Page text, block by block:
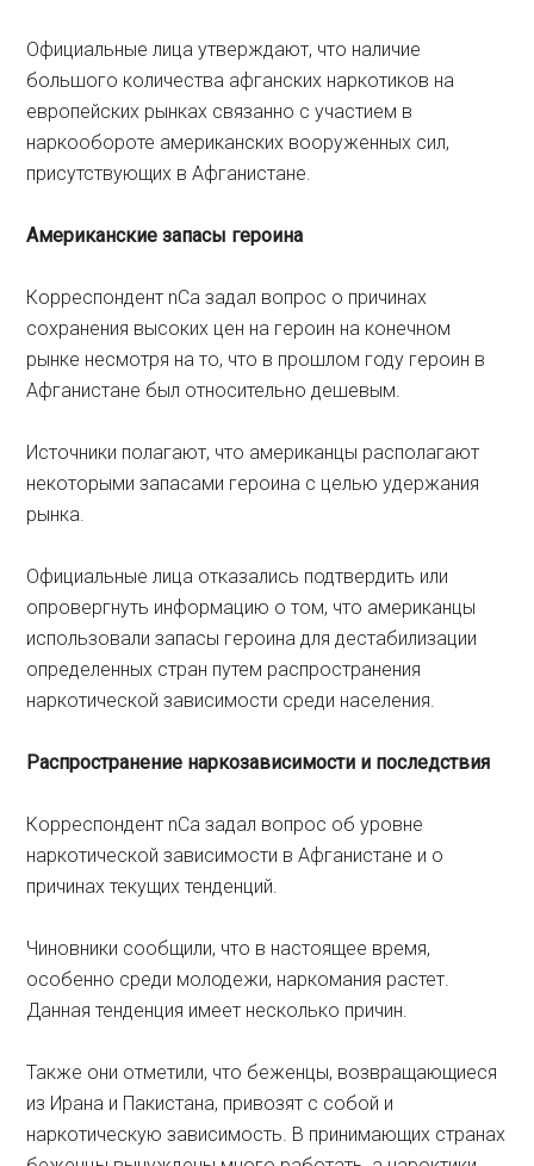
Официальные лица утверждают, что наличие
большого количества афганских наркотиков на
европейских рынках связанно с участием в
наркообороте американских вооруженных сил,
присутствующих в Афганистане.
Американскиезапасы героина
Корреспондент nCa задал вопрос о причинах
сохранения высоких цен на героин на конечном
рынке несмотря на то, что в прошлом году героин в
Афганистане был относительно дешевым.
Источники полагают, что американцы располагают
некоторыми запасами героина с целью удержания
рынка.
Официальные лица отказались подтвердить или
опровергнуть информацию о том, что американцы
использовали запасы героина для дестабилизации
определенных стран путем распространения
наркотической зависимости среди населения.
Распространение наркозависимости и последствия
Корреспондент nCa задал вопрос об уровне
наркотической зависимости в Афганистане и о
причинах текущих тенденций.
Чиновники сообщили, что в настоящее время,
особенно среди молодежи, наркомания растет.
Данная тенденция имеет несколько причин.
Также они отметили, что беженцы, возвращающиеся
из Ирана и Пакистана, привозят с собой и
наркотическую зависимость. В принимающих странах